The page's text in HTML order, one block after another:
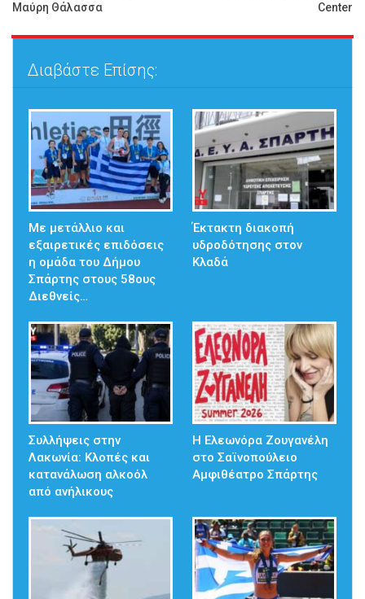
Μαύρη Θάλασσα
Center
Διαβάστε Επίσης:
Με μετάλλιο και
εξαιρετικές επιδόσεις
η ομάδα του Δήμου
Σπάρτης στους 58ους
Διεθνείς…
Έκτακτη διακοπή
υδροδότησης στον
Κλαδά
Συλλήψεις στην
Λακωνία: Κλοπές και
κατανάλωση αλκοόλ
από ανήλικους
Η Ελεωνόρα Ζουγανέλη
στο Σαϊνοπούλειο
Αμφιθέατρο Σπάρτης